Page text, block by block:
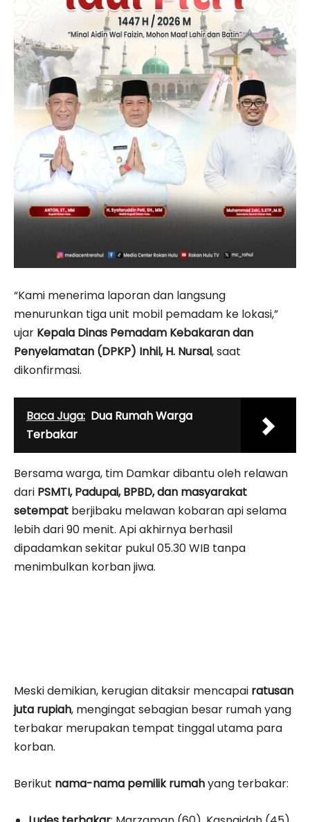
“Kami menerima laporan dan langsung
menurunkan tiga unit mobil pemadam ke lokasi,”
ujar Kepala Dinas Pemadam Kebakaran dan
Penyelamatan (DPKP) Inhil, H. Nursal, saat
dikonfirmasi.
Baca Juga: Dua Rumah Warga
Terbakar
Bersama warga, tim Damkar dibantu oleh relawan
dari PSMTI, Padupai, BPBD, dan masyarakat
setempat berjibaku melawan kobaran api selama
lebih dari 90 menit. Api akhirnya berhasil
dipadamkan sekitar pukul 05.30 WIB tanpa
menimbulkan korban jiwa.
Meski demikian, kerugian ditaksir mencapai ratusan
juta rupiah, mengingat sebagian besar rumah yang
terbakar merupakan tempat tinggal utama para
korban.
Berikut nama-nama pemilik rumahyang terbakar: